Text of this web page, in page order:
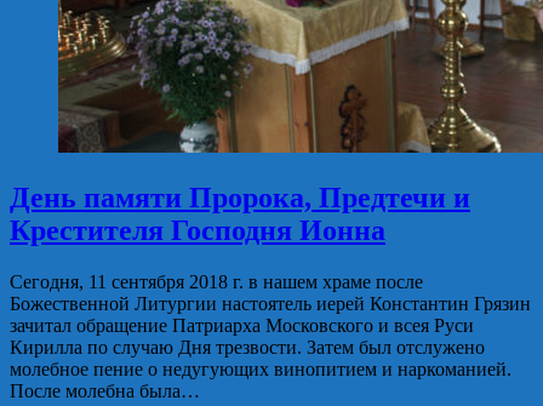
День памяти Пророка, Предтечи и
Крестителя Господня Ионна
Сегодня, 11 сентября 2018 г. в нашем храме после
Божественной Литургии настоятель иерей Константин Грязин
зачитал обращение Патриарха Московского и всея Руси
Кирилла по случаю Дня трезвости. Затем был отслужено
молебное пение о недугующих винопитием и наркоманией.
После молебна была…